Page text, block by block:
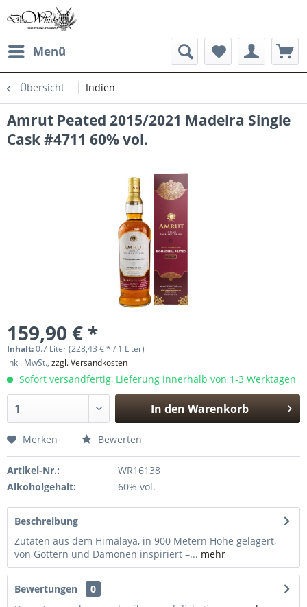
Menü
Übersicht Indien
Amrut Peated 2015/2021 Madeira Single
Cask #4711 60% vol.
159,90 € *
Inhalt:0.7 Liter (228,43 € * / 1 Liter)
inkl. MwSt., zzgl. Versandkosten
Sofort versandfertig, Lieferung innerhalb von 1-3 Werktagen
In den Warenkorb
Merken Bewerten
Artikel-Nr.:
WR16138
Alkoholgehalt:
60% vol.
Beschreibung
Zutaten aus dem Himalaya, in 900 Metern Höhe gelagert,
von Göttern und Dämonen inspiriert –... mehr
Bewertungen
0